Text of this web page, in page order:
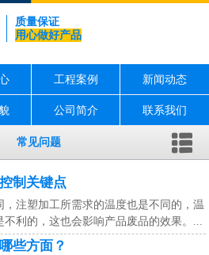
质量保证
用心做好产品
工程案例 新闻动态
公司简介 联系我们
常见问题
制关键点
注塑加工所需求的温度也是不同的，温
利的，这也会影响产品废品的效果。...
些方面？